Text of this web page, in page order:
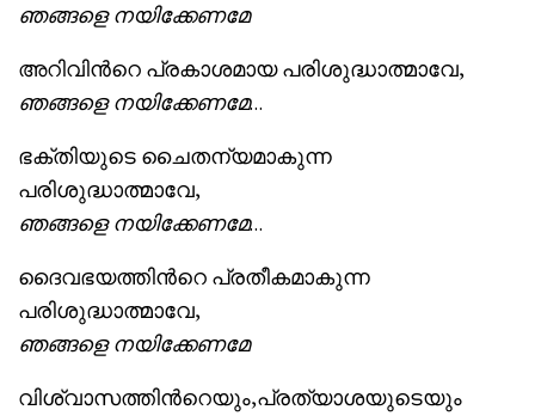
ഞങ്ങളെ നയിക്കേണമേ
അറിവിന്‍റെ പ്രകാശമായ പരിശുദ്ധാത്മാവേ,
ഞങ്ങളെ നയിക്കേണമേ…
ഭക്തിയുടെ ചൈതന്യമാകുന്ന
പരിശുദ്ധാത്മാവേ,
ഞങ്ങളെ നയിക്കേണമേ…
ദൈവഭയത്തിന്‍റെ പ്രതീകമാകുന്ന
പരിശുദ്ധാത്മാവേ,
ഞങ്ങളെ നയിക്കേണമേ
വിശ്വാസത്തിന്‍റെയും,പ്രത്യാശയുടെയും